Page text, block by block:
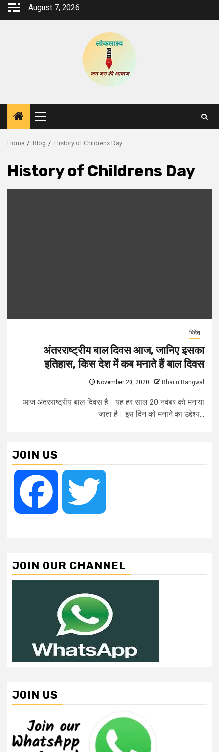
Skip
August 7, 2026
Primary
Menu
Home Blog History of Childrens Day
History of Childrens Day
विदेश
अंतरराष्ट्रीय बाल दिवस आज, जानिए इसका
इतिहास, किस देश में कब मनाते हैं बाल दिवस
November 20, 2020 Bhanu Bangwal
आज अंतरराष्ट्रीय बाल दिवस है। यह हर साल 20 नवंबर को मनाया
जाता है। इस दिन को मनाने का उद्देश्य...
JOIN US
Facebook
JOIN OUR CHANNEL
JOIN US